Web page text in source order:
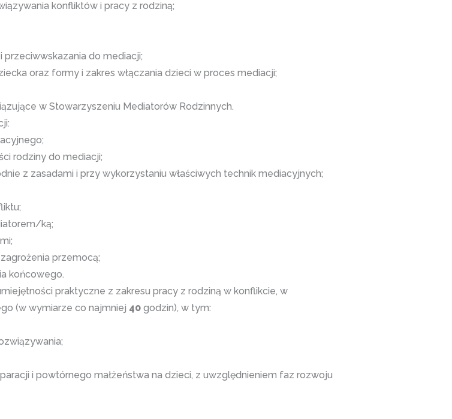
konfliktów i pracy z rodziną;
przeciwwskazania do mediacji;
oraz formy i zakres włączania dzieci w proces mediacji;
w Stowarzyszeniu Mediatorów Rodzinnych.
rodziny do mediacji;
z zasadami i przy wykorzystaniu właściwych technik mediacyjnych;
ką;
przemocą;
końcowego.
praktyczne z zakresu pracy z rodziną w konflikcie, w
(w wymiarze co najmniej 40godzin), w tym:
i powtórnego małżeństwa na dzieci, z uwzględnieniem faz rozwoju